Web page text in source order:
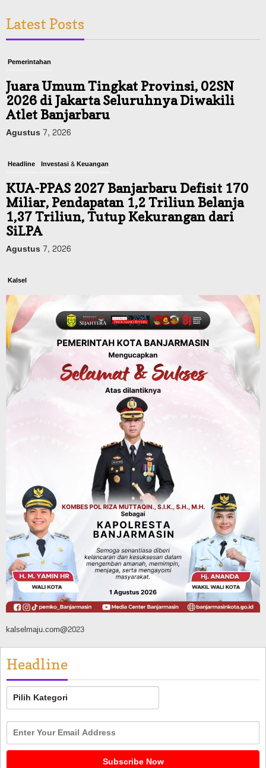
Latest Posts
Pemerintahan
Juara Umum Tingkat Provinsi, 02SN
2026 di Jakarta Seluruhnya Diwakili
Atlet Banjarbaru
Agustus 7, 2026
Headline Investasi & Keuangan
KUA-PPAS 2027 Banjarbaru Defisit 170
Miliar, Pendapatan 1,2 Triliun Belanja
1,37 Triliun, Tutup Kekurangan dari
SiLPA
Agustus 7, 2026
Kalsel
Operasi Sikat Intan 2026 Berakhir, Polda
Kalsel Amankan Ribuan Miras Hingga
Beberapa Tuak
Agustus 7, 2026
Advertorial Pemkab Balangan
Silaturahmi ke DPRD Balangan, Kapolres
AKBP Arif Mansyur Perkuat Koordinasi
Dinas PUPR Kalsel Headline Pembangunan
Jalan Veteran Km 5,5 Sungai Lulut
Dibuka Pasca Retak dan Amblas,
Angkutan Bertonase 6 Ton Lebih Tak
Diperbolehkan Melintas
Agustus 7, 2026
kalselmaju.com@2023
Headline
Headline